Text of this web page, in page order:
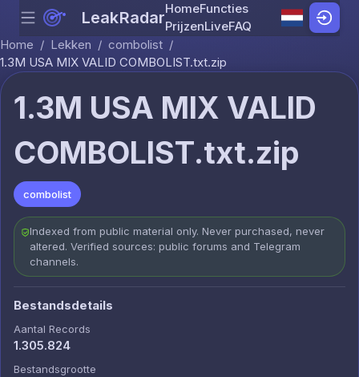
Skip to content
Menu LeakRadarHomeFuncties
PrijzenLiveFAQ
Home / Lekken / combolist /
1.3M USA MIX VALID COMBOLIST.txt.zip
1.3M USA MIX VALID
COMBOLIST.txt.zip
combolist
Indexed from public material only. Never purchased, never
altered. Verified sources: public forums and Telegram
channels.
Bestandsdetails
Aantal Records
1.305.824
Bestandsgrootte